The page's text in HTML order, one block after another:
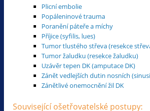
Plicní embolie
Popáleninové trauma
Poranění páteře a míchy
Příjice (syfilis, lues)
Tumor tlustého střeva (resekce
Tumor žaludku (resekce žaludku)
Uzávěr tepen DK (amputace DK)
Zánět vedlejších dutin nosních
Zánětlivé onemocnění žil DK
Související ošetřovatelské postupy: